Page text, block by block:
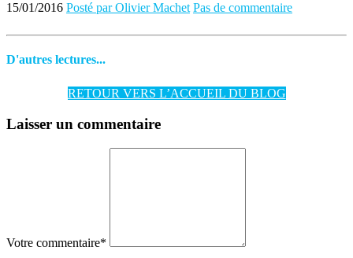
15/01/2016 Posté par Olivier Machet Pas de commentaire
D'autres lectures...
RETOUR VERS L’ACCUEIL DU BLOG
Laisser un commentaire
Votre commentaire*